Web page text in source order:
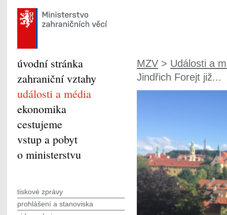
MZV > Události a
Jindřich Forejt již...
úvodní stránka
zahraniční vztahy
události a média
ekonomika
cestujeme
vstup a pobyt
o ministerstvu
tiskové zprávy
prohlášení a stanoviska